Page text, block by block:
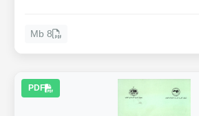
8 Mb
PDF